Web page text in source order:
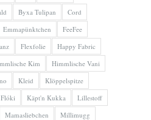
Byxa Tulipan
Cord
Emmapünktchen
FeeFee
Flexfolie
Happy Fabric
Kim
Himmlische Vani
Kleid
Klöppelspitze
Käpt'n Kukka
Lillestoff
Mamasliebchen
Millimugg